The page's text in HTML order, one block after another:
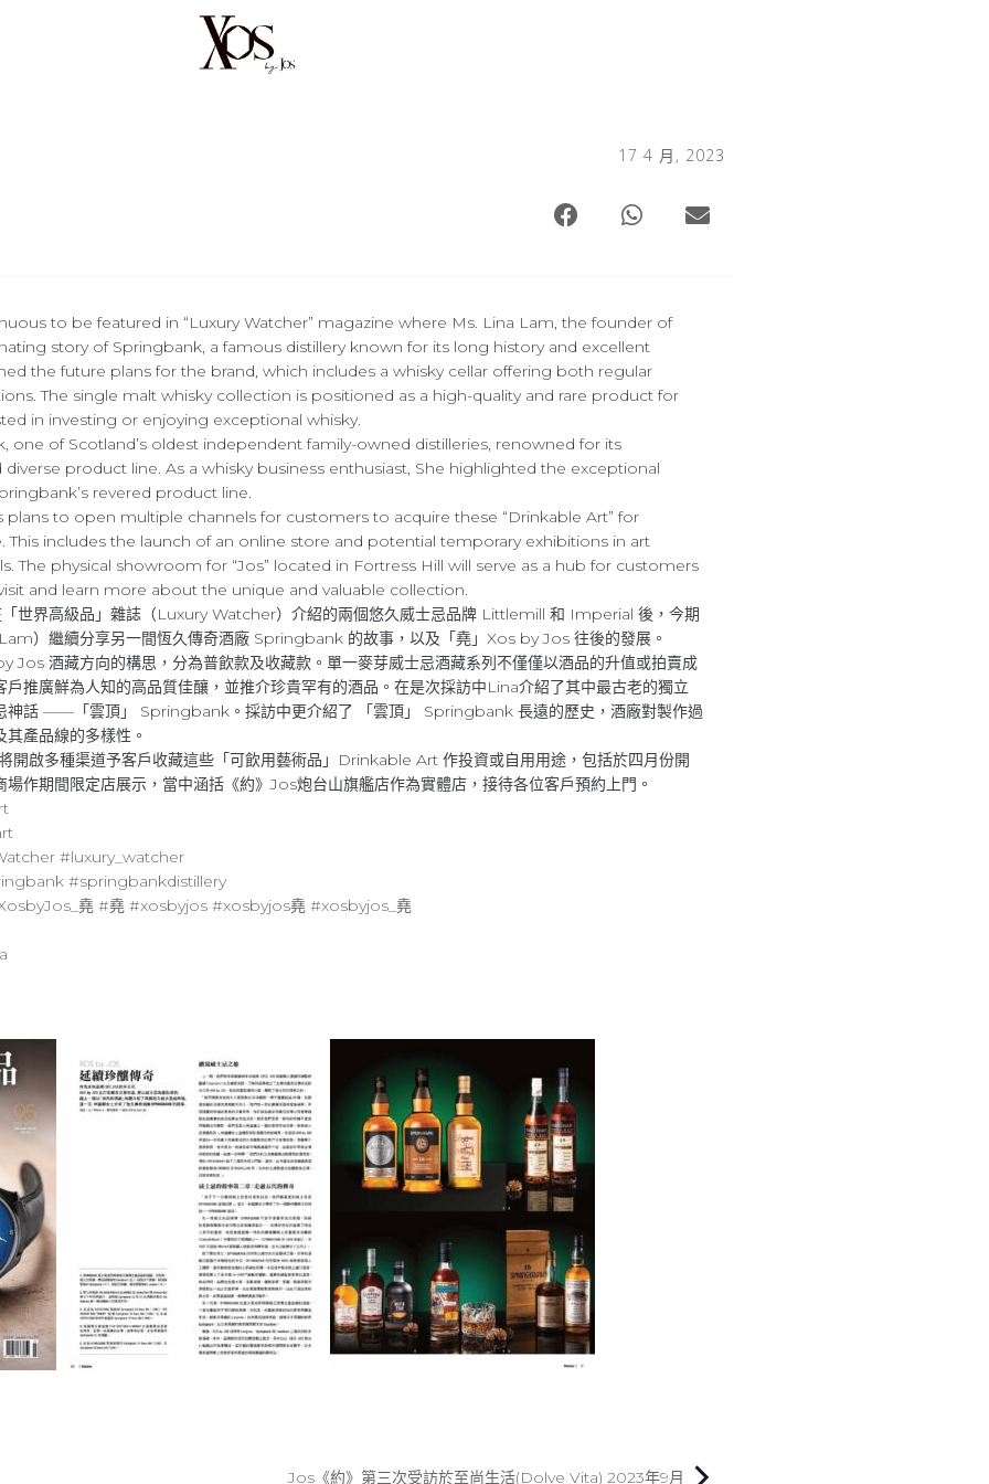
17 4 月, 2023
to be featured in “Luxury Watcher” magazine where Ms. Lina Lam, the founder of
story of Springbank, a famous distillery known for its long history and excellent
the future plans for the brand, which includes a whisky cellar offering both regular
The single malt whisky collection is positioned as a high-quality and rare product for
in investing or enjoying exceptional whisky.
one of Scotland’s oldest independent family-owned distilleries, renowned for its
product line. As a whisky business enthusiast, She highlighted the exceptional
revered product line.
plans to open multiple channels for customers to acquire these “Drinkable Art” for
This includes the launch of an online store and potential temporary exhibitions in art
The physical showroom for “Jos” located in Fortress Hill will serve as a hub for customers
and learn more about the unique and valuable collection.
世界高級品」雜誌（Luxury Watcher）介紹的兩個悠久威士忌品牌 Littlemill 和 Imperial 後，今期
）繼續分享另一間恆久傳奇酒廠 Springbank 的故事，以及「堯」Xos by Jos 往後的發展。
Jos 酒藏方向的構思，分為普飲款及收藏款。單一麥芽威士忌酒藏系列不僅僅以酒品的升值或拍賣成
推廣鮮為人知的高品質佳釀，並推介珍貴罕有的酒品。在是次採訪中Lina介紹了其中最古老的獨立
神話 ——「雲頂」 Springbank。採訪中更介紹了 「雲頂」 Springbank 長遠的歷史，酒廠對製作過
產品線的多樣性。
開啟多種渠道予客戶收藏這些「可飲用藝術品」Drinkable Art 作投資或自用用途，包括於四月份開
作期間限定店展示，當中涵括《約》Jos炮台山旗艦店作為實體店，接待各位客戶預約上門。
#luxury_watcher
#springbankdistillery
堯 #堯 #xosbyjos #xosbyjos堯 #xosbyjos_堯
Jos《約》第三次受訪於至尚生活(Dolve Vita) 2023年9月